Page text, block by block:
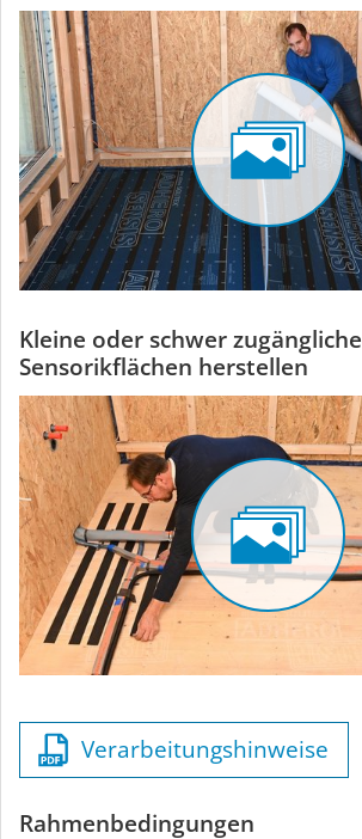
Kleine oder schwer zugängliche
Sensorikflächen herstellen
Verarbeitungshinweise
Rahmenbedingungen